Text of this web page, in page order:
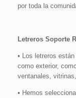
por toda la
Letreros Soporte
• Los letreros
como exterior,
ventanales,
• Hemos